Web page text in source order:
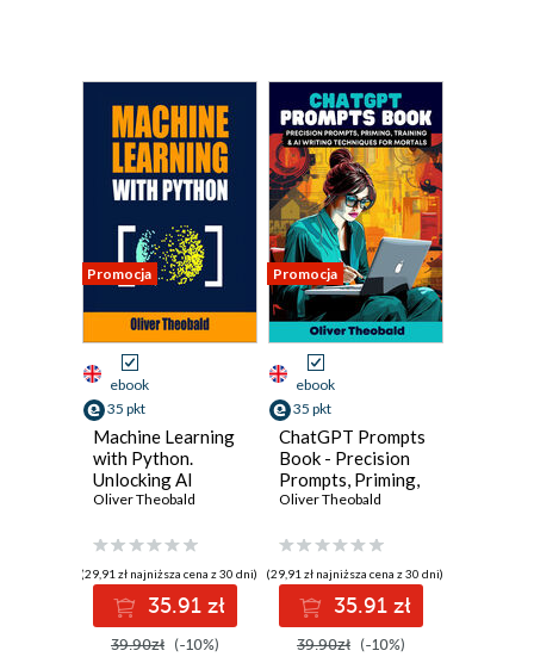
Promocja
ebook
35 pkt
Machine Learning
with Python.
Unlocking AI
Potential with
Machine Learning
Oliver Theobald
(29,91 zł najniższa cena z 30 dni)
35.91 zł
39.90zł (-10%)
Promocja
ebook
35 pkt
ChatGPT Prompts
Book - Precision
Prompts, Priming,
Training & AI
Techniques for
Mortals. Crafting
Precision Prompts
and Exploring AI
Writing with
ChatGPT
Oliver Theobald
(29,91 zł najniższa cena z 30 dni)
35.91 zł
39.90zł (-10%)